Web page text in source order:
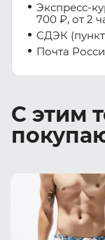
Экспресс-
700 ₽, от 2
СДЭК
Почта
С этим